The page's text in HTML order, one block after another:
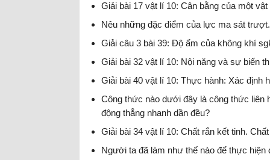
Giải bài 17 vật lí 10: Cân bằng của một
Nêu những đặc điểm của lực ma sát trượt.
Giải câu 3 bài 39: Độ ẩm của không khí
Giải bài 32 vật lí 10: Nội năng và sự biến
Giải bài 40 vật lí 10: Thực hành: Xác định
Công thức nào dưới đây là công thức liên
động thẳng nhanh dần đều?
Giải bài 34 vật lí 10: Chất rắn kết tinh.
Người ta đã làm như thế nào để thực